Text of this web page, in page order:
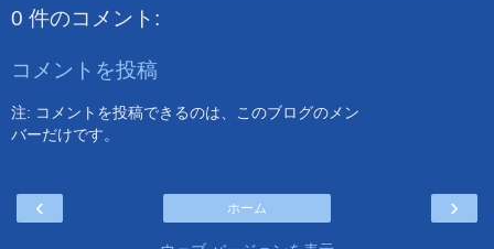
0 件のコメント:
コメントを投稿
注: コメントを投稿できるのは、このブログのメン
バーだけです。
‹ ›
ホーム